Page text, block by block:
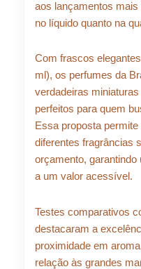
aos lançamentos
no líquido quanto na
Com frascos
ml), os perfumes da
verdadeiras
perfeitos para quem
Essa proposta
diferentes fragrâncias
orçamento, garantindo
a um valor acessível.
Testes comparativos
destacaram a
proximidade em
relação às grandes